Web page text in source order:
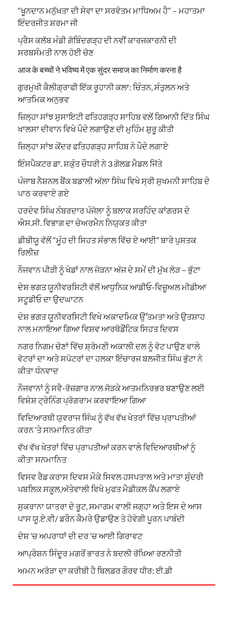
“ਖੂਨਦਾਨ ਮਨੁੱਖਤਾ ਦੀ ਸੇਵਾ ਦਾ ਸਰਵੋਤਮ ਮਾਧਿਅਮ ਹੈ” – ਮਹਾਤਮਾ
ਇੰਦਰਜੀਤ ਸ਼ਰਮਾ ਜੀ
ਪ੍ਰੈਸ ਕਲੱਬ ਮੰਡੀ ਗੋਬਿੰਦਗੜ੍ਹ ਦੀ ਨਵੀਂ ਕਾਰਜਕਾਰਨੀ ਦੀ
ਸਰਬਸੰਮਤੀ ਨਾਲ ਹੋਈ ਚੋਣ
आज के बच्चों ने भविष्य में एक सुंदर समाज का निर्माण करना है
ਗੁਰਮੁਖੀ ਕੈਲੀਗ੍ਰਾਫੀ ਇੱਕ ਰੂਹਾਨੀ ਕਲਾ: ਚਿੰਤਨ, ਸੰਤੁਲਨ ਅਤੇ
ਆਤਮਿਕ ਅਨੁਭਵ
ਜ਼ਿਲ੍ਹਾ ਸਾਂਝ ਸੁਸਾਇਟੀ ਫਤਿਹਗੜ੍ਹ ਸਾਹਿਬ ਵਲੋਂ ਗਿਆਨੀ ਦਿੱਤ ਸਿੰਘ
ਖਾਲਸਾ ਦੀਵਾਨ ਵਿਖੇ ਪੌਦੇ ਲਗਾਉਣ ਦੀ ਮੁਹਿੰਮ ਸ਼ੁਰੂ ਕੀਤੀ
ਜ਼ਿਲ੍ਹਾ ਸਾਂਝ ਕੇਂਦਰ ਫਤਿਹਗੜ੍ਹ ਸਾਹਿਬ ਨੇ ਪੌਦੇ ਲਗਾਏ
ਇੰਸਪੈਕਟਰ ਡਾ. ਸ਼ਕੁੰਤ ਚੌਧਰੀ ਨੇ 3 ਗੋਲਡ ਮੈਡਲ ਜਿੱਤੇ
ਪੰਜਾਬ ਨੈਸ਼ਨਲ ਬੈਂਕ ਬਡਾਲੀ ਅੱਲਾ ਸਿੰਘ ਵਿਖੇ ਸ੍ਰੀ ਸੁਖਮਨੀ ਸਾਹਿਬ ਦੇ
ਪਾਠ ਕਰਵਾਏ ਗਏ
ਹਰਦੇਵ ਸਿੰਘ ਨੰਬਰਦਾਰ ਪੰਜੋਲਾ ਨੂੰ ਬਲਾਕ ਸਰਹਿੰਦ ਕਾਂਗਰਸ ਦੇ
ਐਸ.ਸੀ. ਵਿਭਾਗ ਦਾ ਚੇਅਰਮੈਨ ਨਿਯੁਕਤ ਕੀਤਾ
ਡੀਬੀਯੂ ਵੱਲੋਂ “ਮੂੰਹ ਦੀ ਸਿਹਤ ਸੰਭਾਲ ਵਿੱਚ ਏ ਆਈ” ਬਾਰੇ ਪੁਸਤਕ
ਰਿਲੀਜ਼
ਨੌਜਵਾਨ ਪੀੜੀ ਨੂੰ ਖੇਡਾਂ ਨਾਲ ਜੋੜਨਾ ਅੱਜ ਦੇ ਸਮੇਂ ਦੀ ਮੁੱਖ ਲੋੜ – ਭੁੱਟਾ
ਦੇਸ਼ ਭਗਤ ਯੂਨੀਵਰਸਿਟੀ ਵੱਲੋਂ ਆਧੁਨਿਕ ਆਡੀਓ-ਵਿਜ਼ੂਅਲ ਮੀਡੀਆ
ਸਟੂਡੀਓ ਦਾ ਉਦਘਾਟਨ
ਦੇਸ਼ ਭਗਤ ਯੂਨੀਵਰਸਿਟੀ ਵਿਖੇ ਅਕਾਦਮਿਕ ਉੱਤਮਤਾ ਅਤੇ ਉਤਸ਼ਾਹ
ਨਾਲ ਮਨਾਇਆ ਗਿਆ ਵਿਸ਼ਵ ਆਰਥੋਡੌਂਟਿਕ ਸਿਹਤ ਦਿਵਸ
ਨਗਰ ਨਿਗਮ ਚੋਣਾਂ ਵਿੱਚ ਸ਼੍ਰੋਮਣੀ ਅਕਾਲੀ ਦਲ ਨੂੰ ਵੋਟ ਪਾਉਣ ਵਾਲੇ
ਵੋਟਰਾਂ ਦਾ ਅਤੇ ਸਪੋਟਰਾਂ ਦਾ ਹਲਕਾ ਇੰਚਾਰਜ ਬਲਜੀਤ ਸਿੰਘ ਭੁੱਟਾ ਨੇ
ਕੀਤਾ ਧੰਨਵਾਦ
ਨੌਜਵਾਨਾਂ ਨੂੰ ਸਵੈ-ਰੋਜ਼ਗਾਰ ਨਾਲ ਜੋੜਕੇ ਆਤਮਨਿਰਭਰ ਬਣਾਉਣ ਲਈ
ਵਿਸ਼ੇਸ਼ ਟ੍ਰੇਨਿੰਗ ਪ੍ਰੋਗਰਾਮ ਕਰਵਾਇਆ ਗਿਆ
ਵਿਦਿਆਰਥੀ ਯੁਵਰਾਜ ਸਿੰਘ ਨੂੰ ਵੱਖ ਵੱਖ ਖੇਤਰਾਂ ਵਿੱਚ ਪ੍ਰਾਪਤੀਆਂ
ਕਰਨ ‘ਤੇ ਸਨਮਾਨਿਤ ਕੀਤਾ
ਵੱਖ ਵੱਖ ਖੇਤਰਾਂ ਵਿੱਚ ਪ੍ਰਾਪਤੀਆਂ ਕਰਨ ਵਾਲੇ ਵਿਦਿਆਰਥੀਆਂ ਨੂੰ
ਕੀਤਾ ਸਨਮਾਨਿਤ
ਵਿਸਵ ਰੈਡ ਕਰਾਸ ਦਿਵਸ ਮੌਕੇ ਸਿਵਲ ਹਸਪਤਾਲ ਅਤੇ ਮਾਤਾ ਸੁੰਦਰੀ
ਪਬਲਿਕ ਸਕੂਲ,ਅੱਤੇਵਾਲੀ ਵਿਖੇ ਮੁਫਤ ਮੈਡੀਕਲ ਕੈਂਪ ਲਗਾਏ
ਸੁਕਰਾਨਾ ਯਾਤਰਾ ਦੇ ਰੂਟ, ਸਮਾਗਮ ਵਾਲੀ ਜਗ੍ਹਾ ਅਤੇ ਇਸ ਦੇ ਆਸ
ਪਾਸ ਯੂ.ਏ.ਵੀ/ ਡਰੌਨ ਕੈਮਰੇ ਉਡਾਉਣ ਤੇ ਹੋਵੇਗੀ ਪੂਰਨ ਪਾਬੰਦੀ
ਦੇਸ਼ ‘ਚ ਅਪਰਾਧਾਂ ਦੀ ਦਰ ‘ਚ ਆਈ ਗਿਰਾਵਟ
ਆਪ੍ਰੇਸ਼ਨ ਸਿੰਦੂਰ ਮਗਰੋਂ ਭਾਰਤ ਨੇ ਬਦਲੀ ਰੱਖਿਆ ਰਣਨੀਤੀ
ਅਮਨ ਅਰੋੜਾ ਦਾ ਕਰੀਬੀ ਹੈ ਬਿਲਡਰ ਗੌਰਵ ਧੀਰ: ਈ.ਡੀ